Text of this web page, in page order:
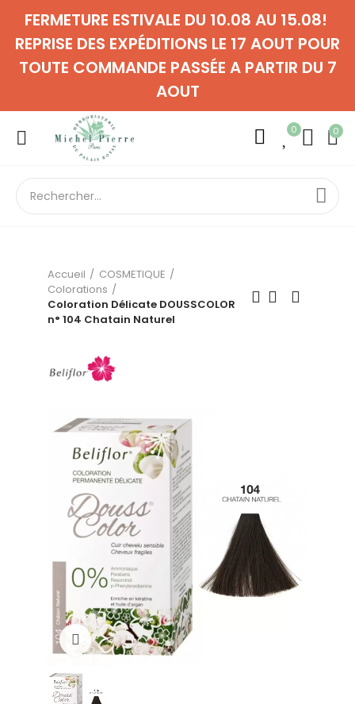
FERMETURE ESTIVALE DU 10.08 AU 15.08!
REPRISE DES EXPÉDITIONS LE 17 AOUT POUR
TOUTE COMMANDE PASSÉE A PARTIR DU 7
AOUT
0 0
Accueil
COSMETIQUE
Colorations
Coloration Délicate DOUSSCOLOR
n° 104 Chatain Naturel
Click to enlarge